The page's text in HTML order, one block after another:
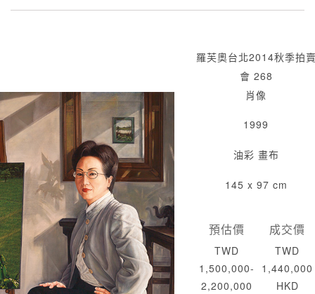
羅芙奧台北2014秋季拍
會 268
肖像
1999
油彩 畫布
145 x 97 cm
預估價
TWD
1,500,000-
2,200,000
成交價
TWD
1,440,000
HKD